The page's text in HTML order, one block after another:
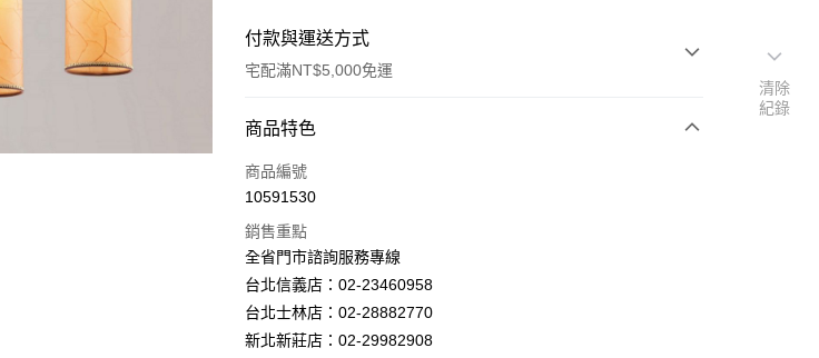
付款與運送方式
宅配滿NT$5,000免運
付款方式
信用卡一次付款
Apple Pay
街口支付
悠遊付
商品特色
商品編號
10591530
銷售重點
全省門市諮詢服務專線
台北信義店：02-23460958
台北士林店：02-28882770
新北新莊店：02-29982908
清除
紀錄